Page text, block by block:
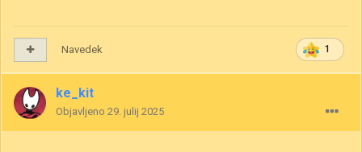
1
Navedek
ke_kit
Objavljeno 29. julij 2025